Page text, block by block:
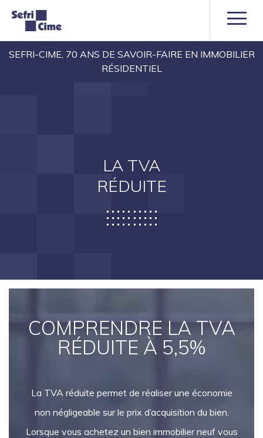
SEFRI-CIME, 70 ANS DE SAVOIR-FAIRE EN IMMOBILIER
RÉSIDENTIEL
LA TVA
RÉDUITE
COMPRENDRE LA TVA
RÉDUITE À 5,5%
La TVA réduite permet de réaliser une économie
non négligeable sur le prix d’acquisition du bien.
Lorsque vous achetez un bien immobilier neuf vous